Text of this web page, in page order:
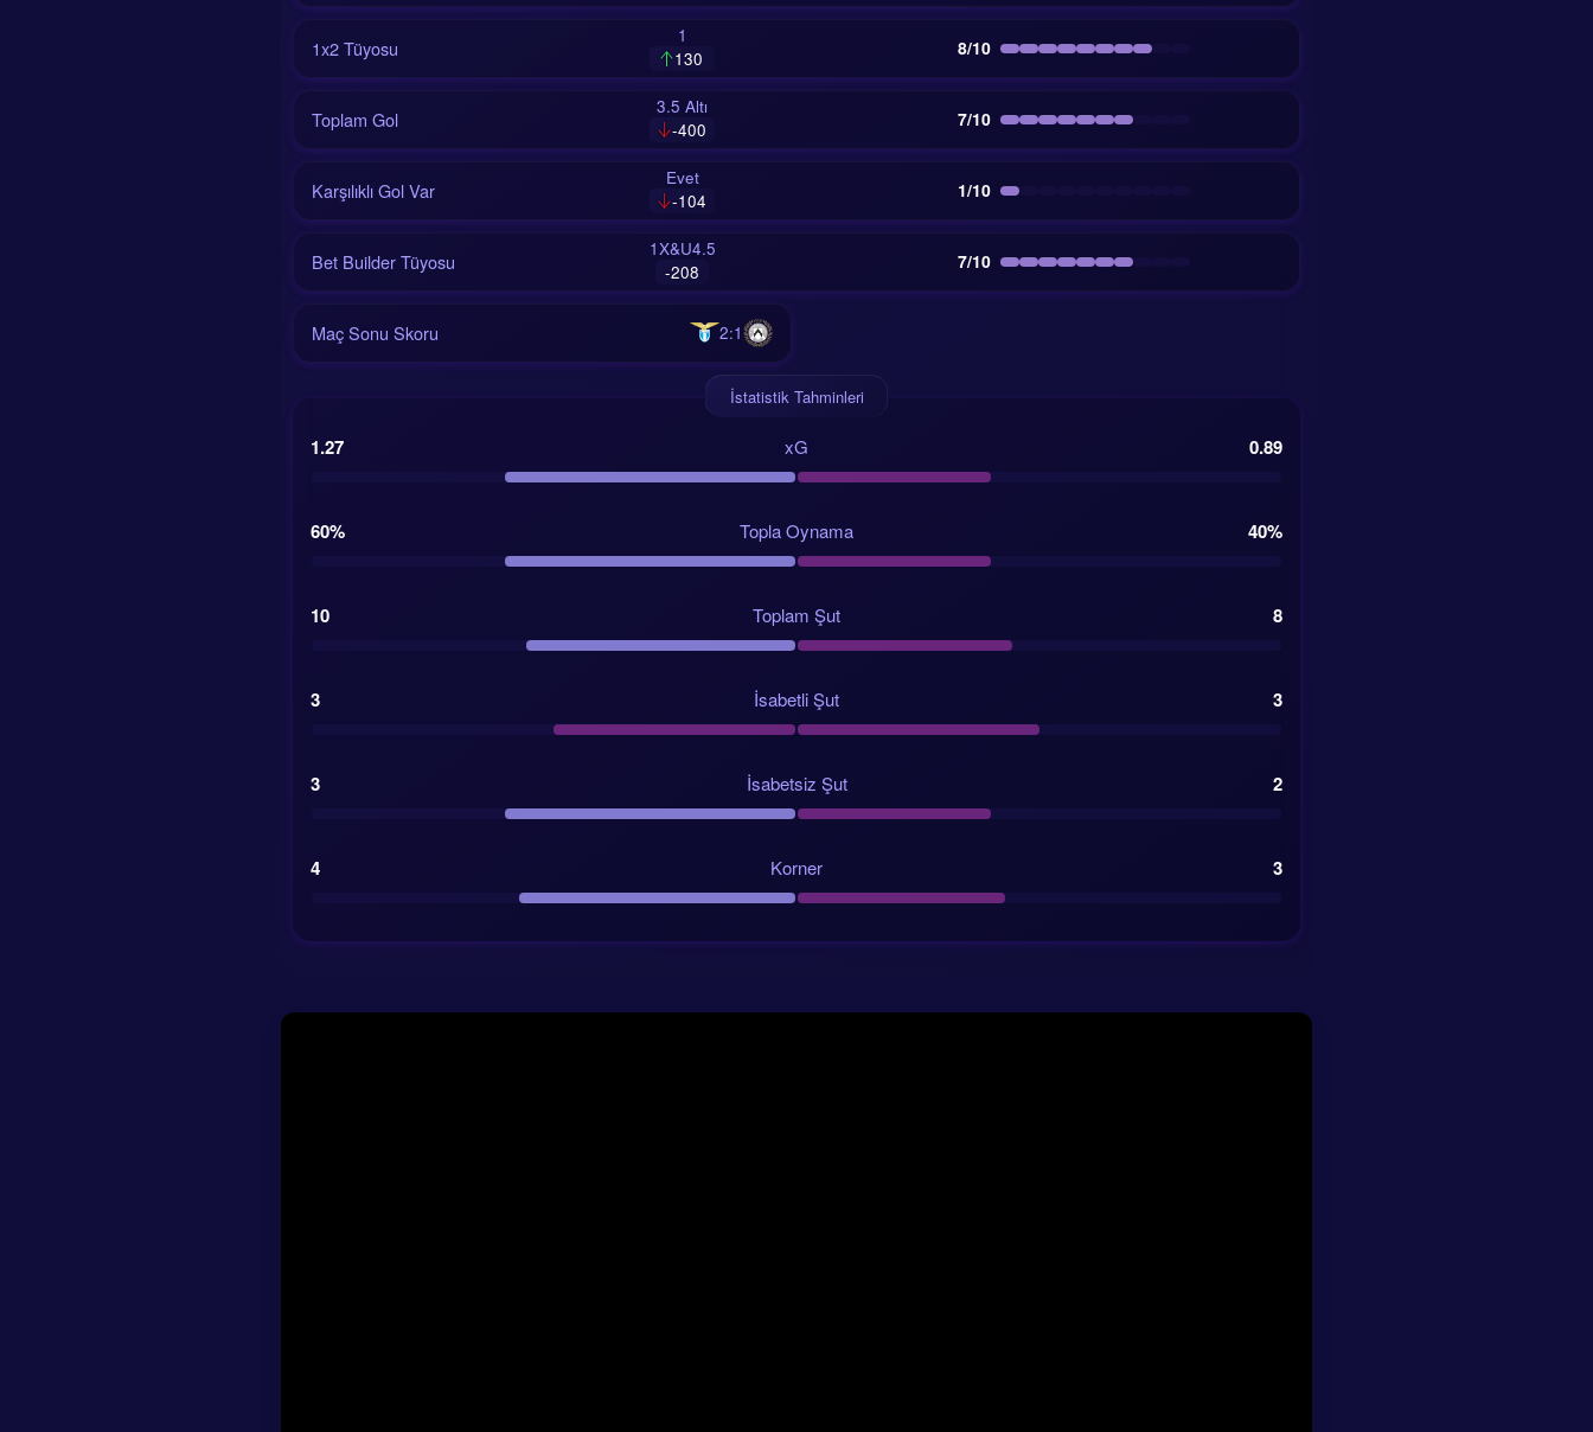
1x2 Tüyosu
1
130
8/10
Toplam Gol
3.5 Altı
-400
7/10
Karşılıklı Gol Var
Evet
-104
1/10
Bet Builder Tüyosu
1X&U4.5
-208
7/10
Maç Sonu Skoru 2:1
İstatistik Tahminleri
1.27 xG 0.89
60% Topla Oynama 40%
10 Toplam Şut 8
3 İsabetli Şut 3
3 İsabetsiz Şut 2
4 Korner 3